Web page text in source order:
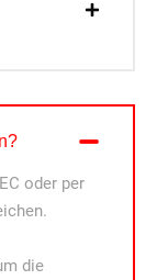
oder per
die